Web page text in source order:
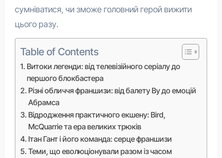
сумніватися, чи зможе головний герой вижити
цього разу.
Table of Contents
Витоки легенди: від телевізійного серіалу до
першого блокбастера
Різні обличчя франшизи: від балету Ву до емоцій
Абрамса
Відродження практичного екшену: Bird,
McQuarrie та ера великих трюків
Ітан Гант і його команда: серце франшизи
Теми, що еволюціонували разом із часом